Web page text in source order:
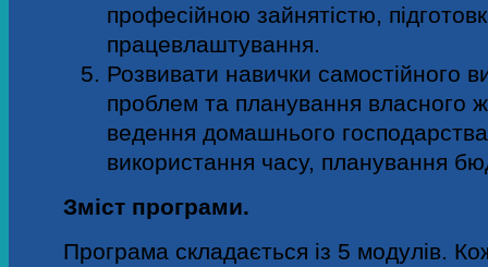
професійною зайнятістю,
працевлаштування.
Розвивати навички самостійного
проблем та планування власного
ведення домашнього
використання часу, планування
Зміст програми.
Програма складається із 5 модулів.